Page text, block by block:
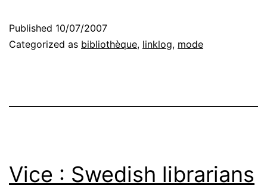
Published 10/07/2007
Categorized as bibliothèque, linklog, mode
Vice : Swedish librarians